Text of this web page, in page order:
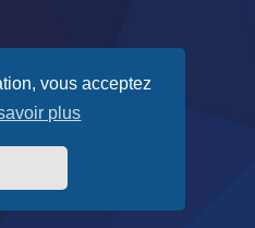
vous acceptez
plus